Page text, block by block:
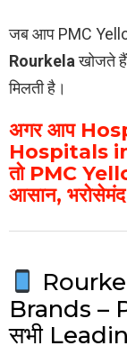
जब आप PMC
Rourkelaखोजते
मिलती है।
अगर आप
Hospitals
तो PMC
आसान, भरोसेमंद
Brands –
सभी